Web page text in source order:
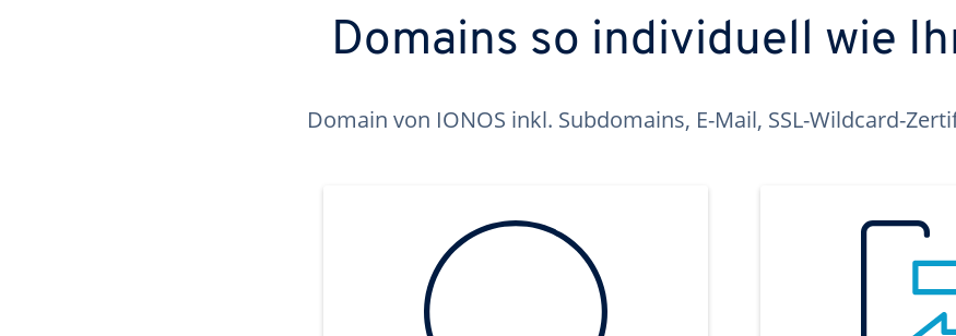
Domains so individuell wie
Domain von IONOS inkl. Subdomains, E-Mail, SSL-Wildcard-